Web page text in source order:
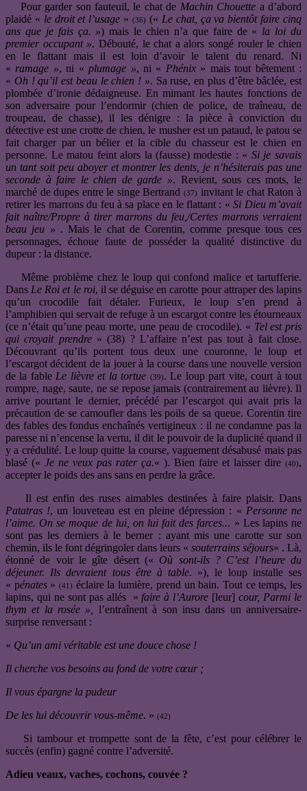
Pour garder son fauteuil, le chat de Machin Chouette a d’abord
plaidé « le droit et l’usage »(36) (« Le chat, ça va bientôt faire cinq
ans que je fais ça. ») mais le chien n’a que faire de « la loi du
premier occupant ». Débouté, le chat a alors songé rouler le chien
en le flattant mais il est loin d’avoir le talent du renard. Ni
«ramage », ni «plumage », ni « Phénix» mais tout bêtement :
« Oh ! qu’il est beau le chien ! ». Sa ruse, en plus d’être bâclée, est
plombée d’ironie dédaigneuse. En mimant les hautes fonctions de
son adversaire pour l’endormir (chien de police, de traîneau, de
troupeau, de chasse), il les dénigre : la pièce à conviction du
détective est une crotte de chien, le musher est un pataud, le patou se
fait charger par un bélier et la cible du chasseur est le chien en
personne. Le matou feint alors la (fausse) modestie : « Si je savais
un tant soit peu aboyer et montrer les dents, je n’hésiterais pas une
seconde à faire le chien de garde ». Revient, sous ces mots, le
marché de dupes entre le singe Bertrand(37) invitant le chat Raton à
retirer les marrons du feu à sa place en le flattant : «Si Dieu m’avait
fait naître/Propre à tirer marrons du feu,/Certes marrons verraient
beau jeu » . Mais le chat de Corentin, comme presque tous ces
personnages, échoue faute de posséder la qualité distinctive du
dupeur : la distance.
Même problème chez le loup qui confond malice et tartufferie.
DansLe Roi et le roi, il se déguise en carotte pour attraper des lapins
qu’un crocodile fait détaler. Furieux, le loup s’en prend à
l’amphibien qui servait de refuge à un escargot contre les étourneaux
(ce n’était qu’une peau morte, une peau de crocodile). « Tel est pris
qui croyait prendre» (38) ? L’affaire n’est pas tout à fait close.
Découvrant qu’ils portent tous deux une couronne, le loup et
l’escargot décident de la jouer à la course dans une nouvelle version
de la fableLe lièvre et la tortue (39). Le loup part vite, court à tout
rompre, nage, saute, ne se repose jamais (contrairement au lièvre). Il
arrive pourtant le dernier, précédé par l’escargot qui avait pris la
précaution de se camoufler dans les poils de sa queue. Corentin tire
des fables des fondus enchaînés vertigineux : il ne condamne pas la
paresse ni n’encense la vertu, il dit le pouvoir de la duplicité quand il
y a crédulité. Le loup quitte la course, vaguement désabusé mais pas
blasé (« Je ne veux pas rater ça.« ). Bien faire et laisser dire (40),
accepter le poids des ans sans en perdre la grâce.
Il est enfin des ruses aimables destinées à faire plaisir. Dans
Patatras !, un louveteau est en pleine dépression : « Personne ne
l’aime. On se moque de lui, on lui fait des farces... » Les lapins ne
sont pas les derniers à le berner : ayant mis une carotte sur son
chemin, ils le font dégringoler dans leurs « souterrains séjours« . Là,
étonné de voir le gîte désert (« Où sont-ils ? C’est l’heure du
déjeuner. Ils devraient tous être à table. »), le loup installe ses
« pénates»(41) éclaire la lumière, prend un bain. Tout ce temps, les
lapins, qui ne sont pas allés »faire à l’Aurore [leur]cour, Parmi le
thym et la rosée », l’entraînent à son insu dans un anniversaire-
surprise renversant :
« Qu’un ami véritable est une douce chose !
Il cherche vos besoins au fond de votre cœur ;
Il vous épargne la pudeur
De les lui découvrir vous-même. » (42)
Si tambour et trompette sont de la fête, c’est pour célébrer le
succès (enfin) gagné contre l’adversité.
Adieu veaux, vaches, cochons, couvée ?